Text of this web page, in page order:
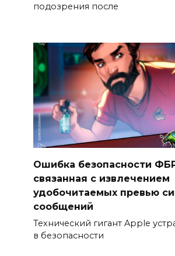
подозрения после
Ошибка безопасности
связанная с извлечением
удобочитаемых превью
сообщений
Технический гигант Apple
в безопасности